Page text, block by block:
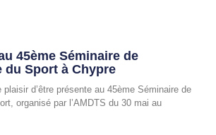
45ème Séminaire de
du Sport à Chypre
d’être présente au 45ème Séminaire de
organisé par l’AMDTS du 30 mai au